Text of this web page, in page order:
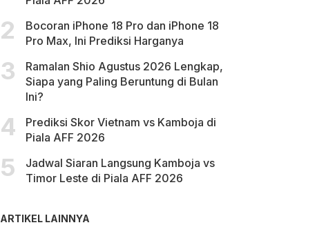
Bocoran iPhone 18 Pro dan iPhone 18
Pro Max, Ini Prediksi Harganya
Ramalan Shio Agustus 2026 Lengkap,
Siapa yang Paling Beruntung di Bulan
Ini?
Prediksi Skor Vietnam vs Kamboja di
Piala AFF 2026
Jadwal Siaran Langsung Kamboja vs
Timor Leste di Piala AFF 2026
ARTIKEL LAINNYA